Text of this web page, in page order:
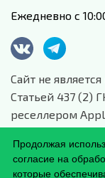
Ежедневно с
Сайт не
Статьей 437 (2)
реселлером
данной
Сайт носит
Обработка
Продолжая
согласие на
которые